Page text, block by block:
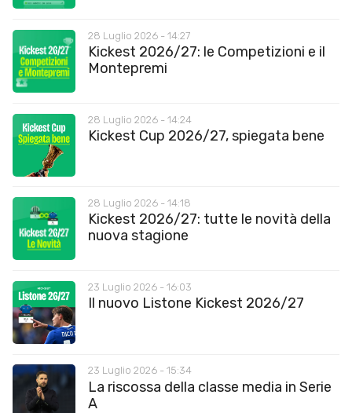
28 Luglio 2026 - 14:27
Kickest 2026/27: le Competizioni e il
Montepremi
28 Luglio 2026 - 14:24
Kickest Cup 2026/27, spiegata bene
28 Luglio 2026 - 14:18
Kickest 2026/27: tutte le novità della
nuova stagione
23 Luglio 2026 - 16:03
Il nuovo Listone Kickest 2026/27
23 Luglio 2026 - 15:34
La riscossa della classe media in Serie
A